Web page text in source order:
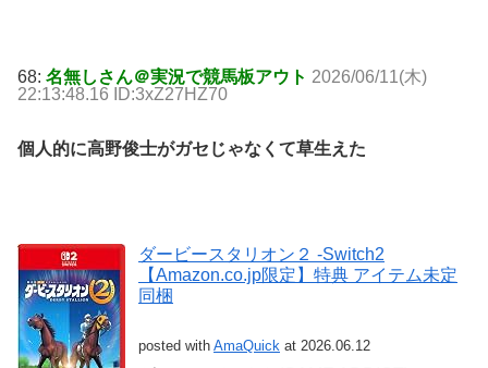
68: 名無しさん＠実況で競馬板アウト 2026/06/11(木)
22:13:48.16 ID:3xZ27HZ70
個人的に高野俊士がガセじゃなくて草生えた
ダービースタリオン２ -Switch2
【Amazon.co.jp限定】特典 アイテム未定
同梱
posted with AmaQuick at 2026.06.12